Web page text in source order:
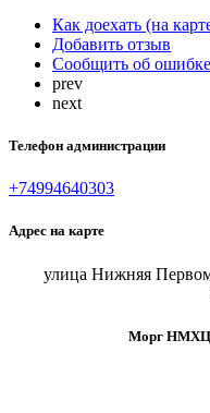
Как доехать (на
Добавить отзыв
Сообщить об ошибке
prev
next
Телефон администрации
+74994640303
Адрес на карте
улица Нижняя
Морг НМХЦ